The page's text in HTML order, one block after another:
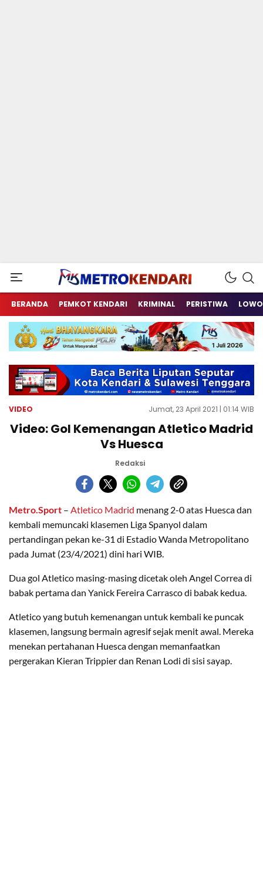
metrokendari
Berita Terkini Sulawesi Tenggara
BERANDA PEMKOT KENDARI KRIMINAL PERISTIWA
VIDEO Jumat, 23 April 2021 | 01:14 WIB
Video: Gol Kemenangan Atletico Madrid
Vs Huesca
Redaksi
Metro.Sport – Atletico Madrid menang 2-0 atas Huesca dan
kembali memuncaki klasemen Liga Spanyol dalam
pertandingan pekan ke-31 di Estadio Wanda Metropolitano
pada Jumat (23/4/2021) dini hari WIB.
Dua gol Atletico masing-masing dicetak oleh Angel Correa di
babak pertama dan Yanick Fereira Carrasco di babak kedua.
Atletico yang butuh kemenangan untuk kembali ke puncak
klasemen, langsung bermain agresif sejak menit awal. Mereka
menekan pertahanan Huesca dengan memanfaatkan
pergerakan Kieran Trippier dan Renan Lodi di sisi sayap.